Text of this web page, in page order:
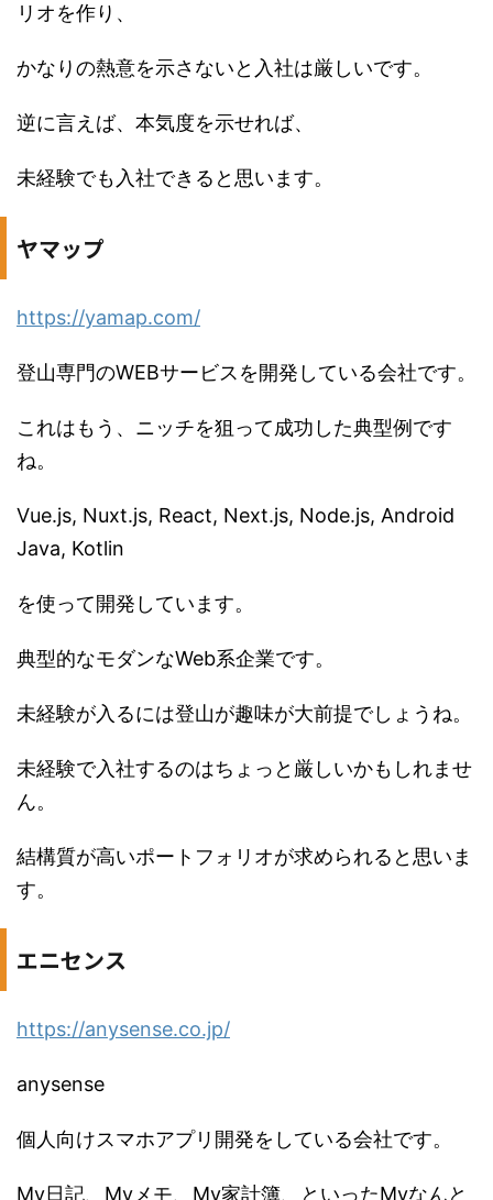
リオを作り、
かなりの熱意を示さないと入社は厳しいです。
逆に言えば、本気度を示せれば、
未経験でも入社できると思います。
ヤマップ
https://yamap.com/
登山専門のWEBサービスを開発している会社です。
これはもう、ニッチを狙って成功した典型例です
ね。
Vue.js, Nuxt.js, React, Next.js, Node.js, Android
Java, Kotlin
を使って開発しています。
典型的なモダンなWeb系企業です。
未経験が入るには登山が趣味が大前提でしょうね。
未経験で入社するのはちょっと厳しいかもしれませ
ん。
結構質が高いポートフォリオが求められると思いま
す。
エニセンス
https://anysense.co.jp/
anysense
個人向けスマホアプリ開発をしている会社です。
My日記、Myメモ、My家計簿、といったMyなんと